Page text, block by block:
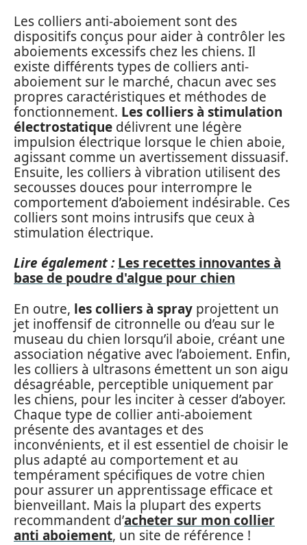
Les colliers anti-aboiement sont des
dispositifs conçus pour aider à contrôler les
aboiements excessifs chez les chiens. Il
existe différents types de colliers anti-
aboiement sur le marché, chacun avec ses
propres caractéristiques et méthodes de
fonctionnement. Les colliers à stimulation
électrostatique délivrent une légère
impulsion électrique lorsque le chien aboie,
agissant comme un avertissement dissuasif.
Ensuite, les colliers à vibration utilisent des
secousses douces pour interrompre le
comportement d’aboiement indésirable. Ces
colliers sont moins intrusifs que ceux à
stimulation électrique.
Lire également : Les recettes innovantes à
base de poudre d'algue pour chien
En outre, les colliers à spray projettent un
jet inoffensif de citronnelle ou d’eau sur le
museau du chien lorsqu’il aboie, créant une
association négative avec l’aboiement. Enfin,
les colliers à ultrasons émettent un son aigu
désagréable, perceptible uniquement par
les chiens, pour les inciter à cesser d’aboyer.
Chaque type de collier anti-aboiement
présente des avantages et des
inconvénients, et il est essentiel de choisir le
plus adapté au comportement et au
tempérament spécifiques de votre chien
pour assurer un apprentissage efficace et
bienveillant. Mais la plupart des experts
recommandent d’acheter sur mon collier
anti aboiement, un site de référence !